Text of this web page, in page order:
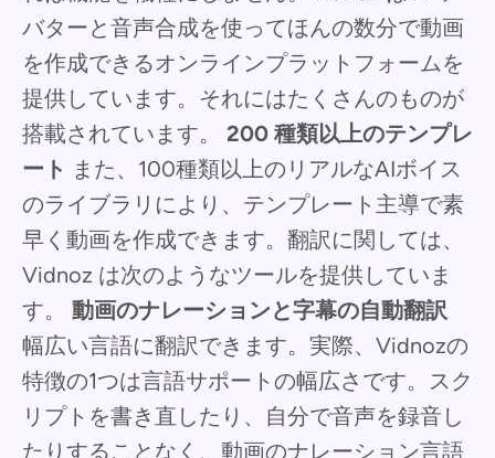
バターと音声合成を使ってほんの数分で動画
を作成できるオンラインプラットフォームを
提供しています。それにはたくさんのものが
搭載されています。 200 種類以上のテンプレ
ート また、100種類以上のリアルなAIボイス
のライブラリにより、テンプレート主導で素
早く動画を作成できます。翻訳に関しては、
Vidnoz は次のようなツールを提供していま
す。 動画のナレーションと字幕の自動翻訳
幅広い言語に翻訳できます。実際、Vidnozの
特徴の1つは言語サポートの幅広さです。スク
リプトを書き直したり、自分で音声を録音し
たりすることなく、動画のナレーション言語